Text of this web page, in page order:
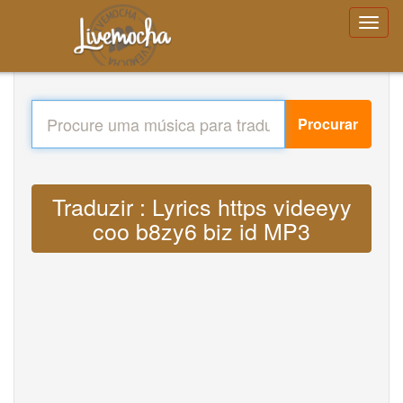
Procurar
Traduzir : Lyrics https videeyy
coo b8zy6 biz id MP3